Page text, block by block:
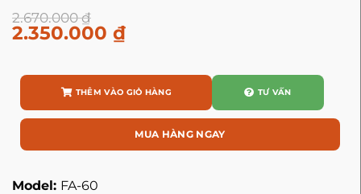
2.670.000₫
2.350.000 ₫
THÊM VÀO GIỎ HÀNG
MUA HÀNG NGAY
TƯ VẤN
Model: FA-60